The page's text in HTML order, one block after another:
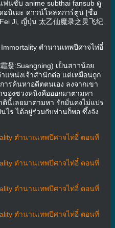
ฟนซับ anime subthai fansub ดู
นิเมะ ดาวน์โหลดการ์ตูน [ชื่อ
Ji, ญี่ปุ่น 太乙仙魔录之灵飞纪
Immortality ตำนานเทพปีศาจไท่อี๋
凝:Suangning) เป็นสาวน้อย
แหน่งเจ้าสำนักต่อ แต่เหมือนถูก
รค้นหาอดีตตนเอง ลงจากเขา
องซวงหนิงคือออกมาตามหา
นี้เลยมาตามหา รักมั่นคงไม่แปร
ไร ได้อยู่ร่วมกับท่านก็พอ ซึ้งจัง
ตำนานเทพปีศาจไท่อี๋ ตอนที่
ตำนานเทพปีศาจไท่อี๋ ตอนที่
ตำนานเทพปีศาจไท่อี๋ ตอนที่
ตำนานเทพปีศาจไท่อี๋ ตอนที่